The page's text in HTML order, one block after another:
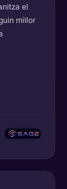
el
millor